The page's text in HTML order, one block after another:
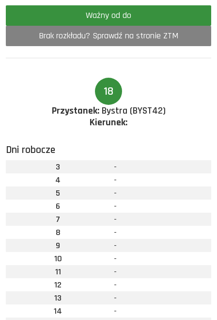
Ważny od do
Brak rozkładu? Sprawdź na stronie ZTM
18
Przystanek:Bystra (BYST42)
Kierunek:
Dni robocze
3
-
4
-
5
-
6
-
7
-
8
-
9
-
10
-
11
-
12
-
13
-
14
-